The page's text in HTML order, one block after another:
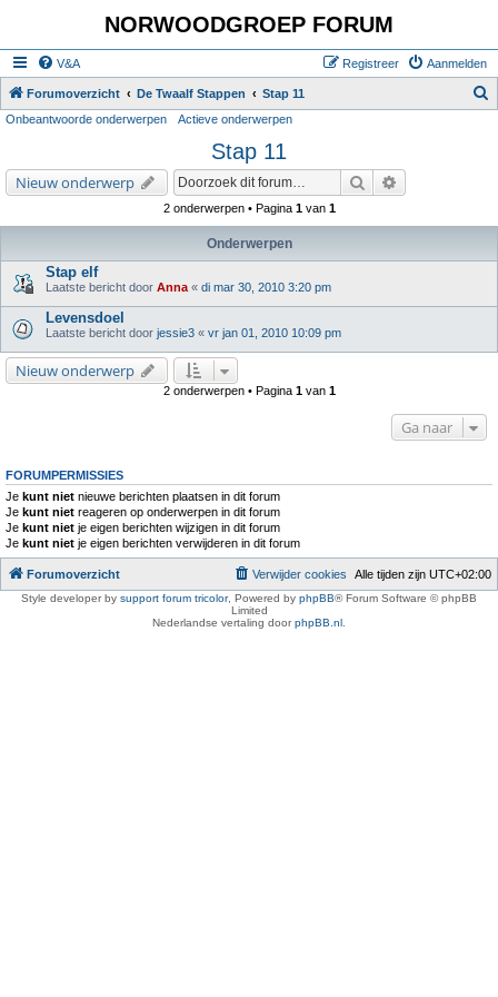
NORWOODGROEP FORUM
V&A Aanmelden
Registreer
Forumoverzicht De Twaalf Stappen Stap 11
Onbeantwoorde onderwerpen Actieve onderwerpen
Stap 11
Nieuw onderwerp Zoek
2 onderwerpen • Pagina 1van 1
Onderwerpen
Stap elf
Laatste bericht door Anna « di mar 30, 2010 3:20 pm
Levensdoel
Laatste bericht door jessie3 « vr jan 01, 2010 10:09 pm
Nieuw onderwerp
2 onderwerpen • Pagina 1van 1
Ga naar
FORUMPERMISSIES
Je kunt niet nieuwe berichten plaatsen in dit forum
Je kunt niet reageren op onderwerpen in dit forum
Je kunt niet je eigen berichten wijzigen in dit forum
Je kunt niet je eigen berichten verwijderen in dit forum
Forumoverzicht Alle tijden zijn UTC+02:00
Verwijder cookies
Style developer by support forum tricolor, Powered by phpBB® Forum Software © phpBB
Limited
Nederlandse vertaling doorphpBB.nl